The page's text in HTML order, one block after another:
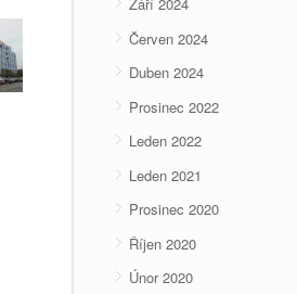
Červen 2024
Duben 2024
Prosinec 2022
Leden 2022
Leden 2021
Prosinec 2020
Říjen 2020
Únor 2020